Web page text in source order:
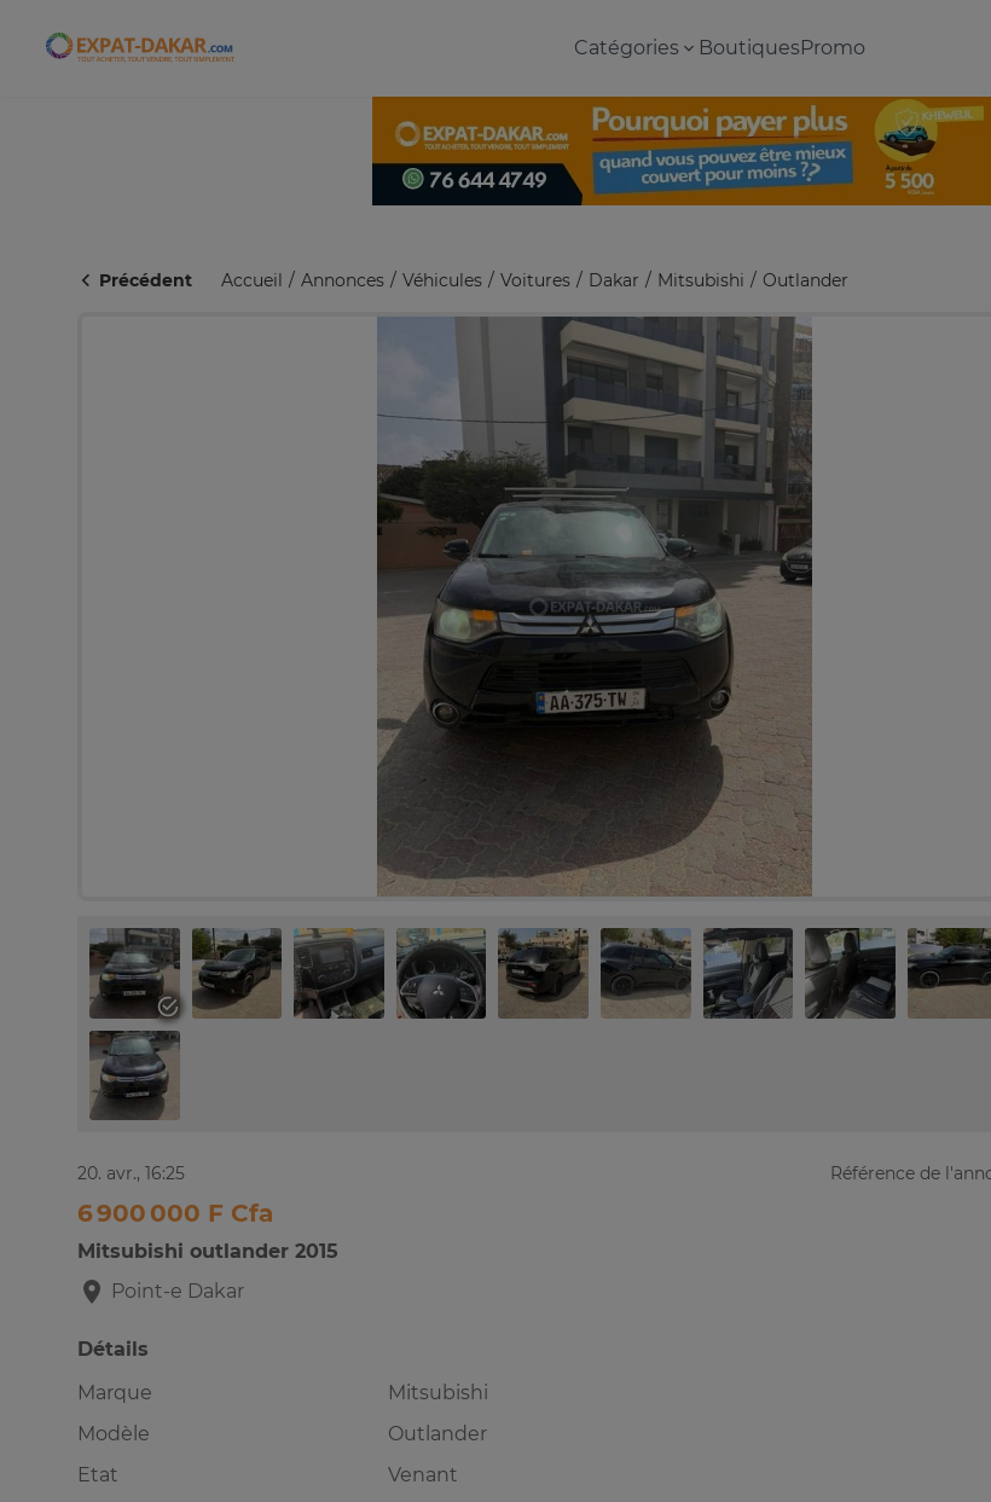
Expat-Dakar Catégories BoutiquesPromo
Précédent Accueil Annonces Véhicules Voitures Dakar Mitsubishi Outlander
20. avr., 16:25 Référence de
6 900 000 F Cfa
Mitsubishi outlander 2015
Point-e Dakar
Détails
Marque
Mitsubishi
Modèle
Outlander
Etat
Venant